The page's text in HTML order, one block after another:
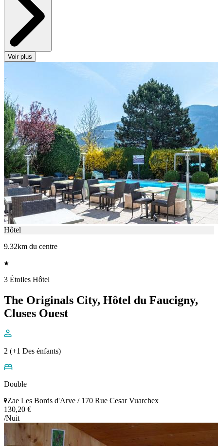
Voir plus
Hôtel
9.32km du centre
3 Étoiles Hôtel
The Originals City, Hôtel du Faucigny,
Cluses Ouest
2 (+1 Des énfants)
Double
Zae Les Bords d'Arve / 170 Rue Cesar Vuarchex
130,20 €
/Nuit